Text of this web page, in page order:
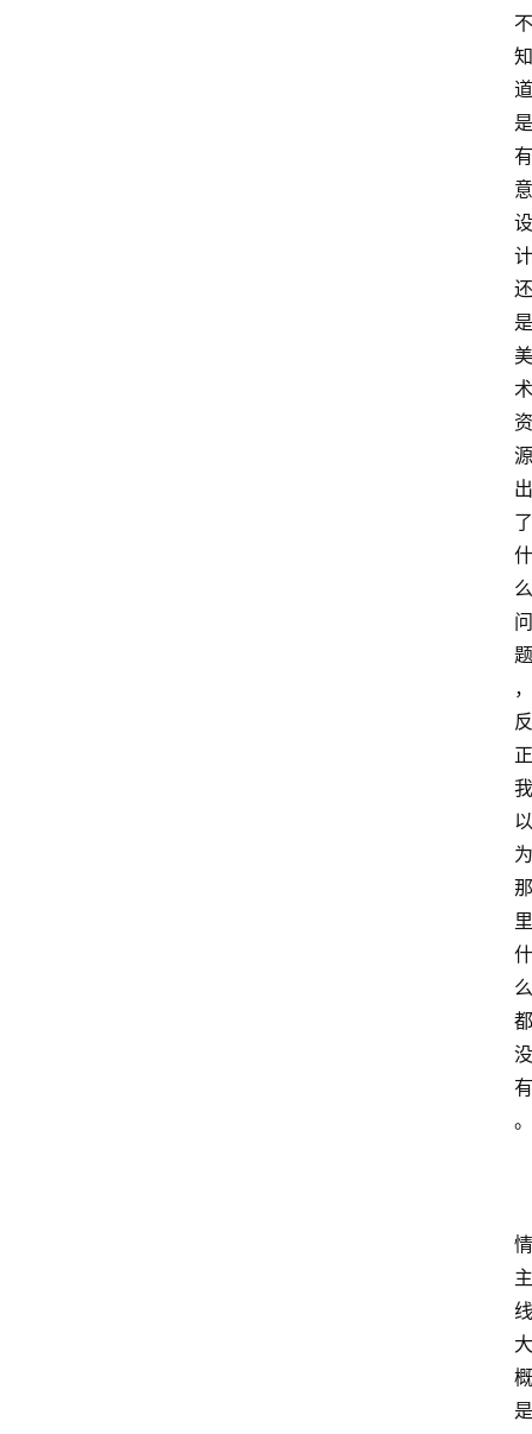
不
知
道
是
有
意
设
计
还
是
美
术
资
源
出
了
什
么
问
题
，
反
正
我
以
为
那
里
什
么
都
没
有
。
情
主
线
大
概
是